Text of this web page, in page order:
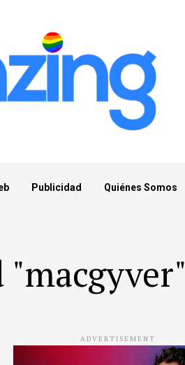
Publicidad Quiénes Somos
ADVERTISEMENT